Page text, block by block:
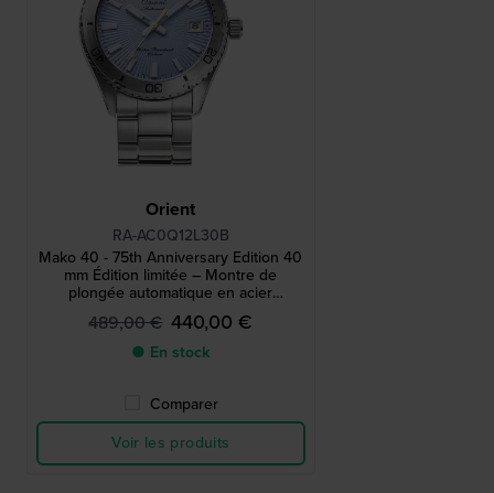
Orient
RA-AC0Q12L30B
Mako 40 - 75th Anniversary Edition 40
mm Édition limitée – Montre de
plongée automatique en acier
inoxydable avec date
489,00 € 440,00 €
● En stock
Comparer
Voir les produits